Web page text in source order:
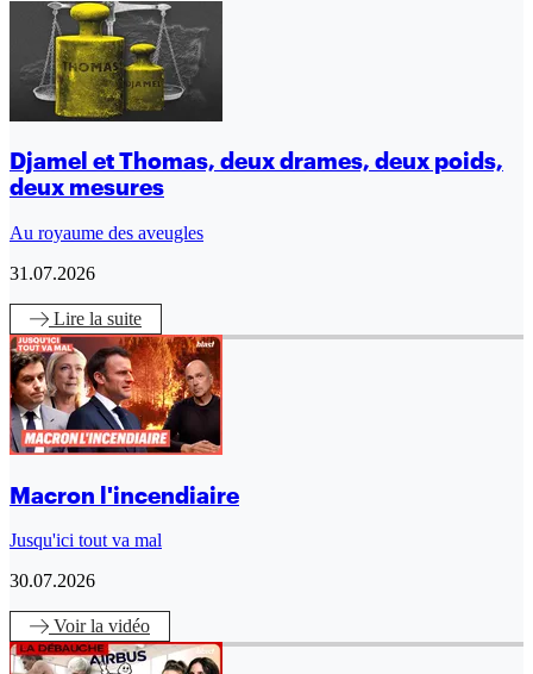
Djamel et Thomas, deux drames, deux poids,
deux mesures
Au royaume des aveugles
31.07.2026
Lire la suite
Macron l'incendiaire
Jusqu'ici tout va mal
30.07.2026
Voirla vidéo